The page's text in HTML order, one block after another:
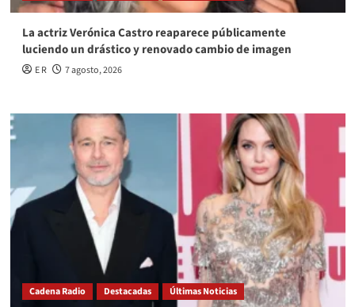
La actriz Verónica Castro reaparece públicamente
luciendo un drástico y renovado cambio de imagen
E R 7 agosto, 2026
Cadena Radio Destacadas Últimas Noticias